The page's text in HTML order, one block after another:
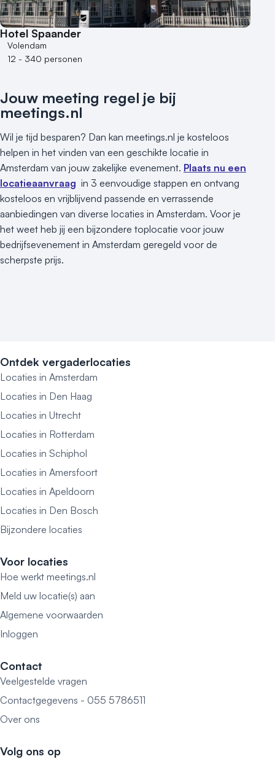
Hotel Spaander
Volendam
12 - 340 personen
Jouw meeting regel je bij
meetings.nl
Wil je tijd besparen? Dan kan meetings.nl je kosteloos
helpen in het vinden van een geschikte locatie in
Amsterdam van jouw zakelijke evenement. Plaats nu een
locatieaanvraag in 3 eenvoudige stappen en ontvang
kosteloos en vrijblijvend passende en verrassende
aanbiedingen van diverse locaties in Amsterdam. Voor je
het weet heb jij een bijzondere toplocatie voor jouw
bedrijfsevenement in Amsterdam geregeld voor de
scherpste prijs.
Ontdek vergaderlocaties
Locaties in Amsterdam
Locaties in Den Haag
Locaties in Utrecht
Locaties in Rotterdam
Locaties in Schiphol
Locaties in Amersfoort
Locaties in Apeldoorn
Locaties in Den Bosch
Bijzondere locaties
Voor locaties
Hoe werkt meetings.nl
Meld uw locatie(s) aan
Algemene voorwaarden
Inloggen
Contact
Veelgestelde vragen
Contactgegevens - 055 5786511
Over ons
Volg ons op